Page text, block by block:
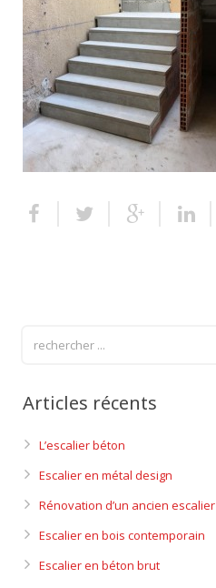
Escalier extérieur
Finitions pour escalier
Articles récents
L’escalier béton
Escalier en métal design
Rénovation d’un ancien escalier
Escalier en bois contemporain
Escalier en béton brut